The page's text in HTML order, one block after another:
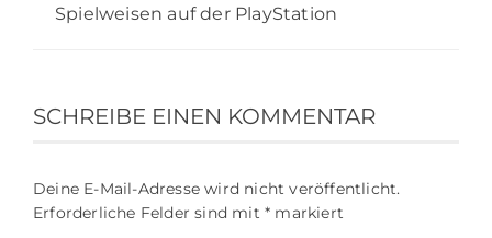
Spielweisen auf der PlayStation
SCHREIBE EINEN KOMMENTAR
Deine E-Mail-Adresse wird nicht veröffentlicht.
Erforderliche Felder sind mit * markiert